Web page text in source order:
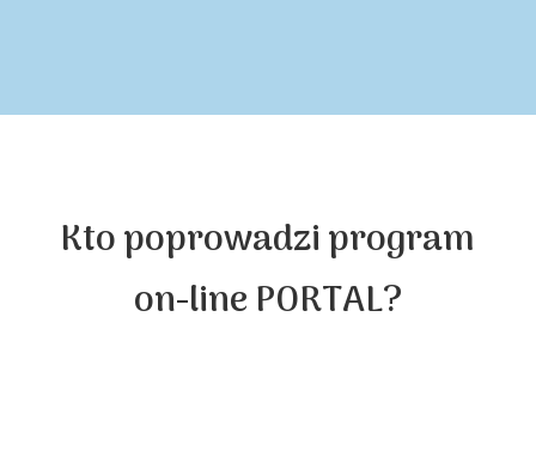
Kto poprowadzi program
on-line PORTAL?